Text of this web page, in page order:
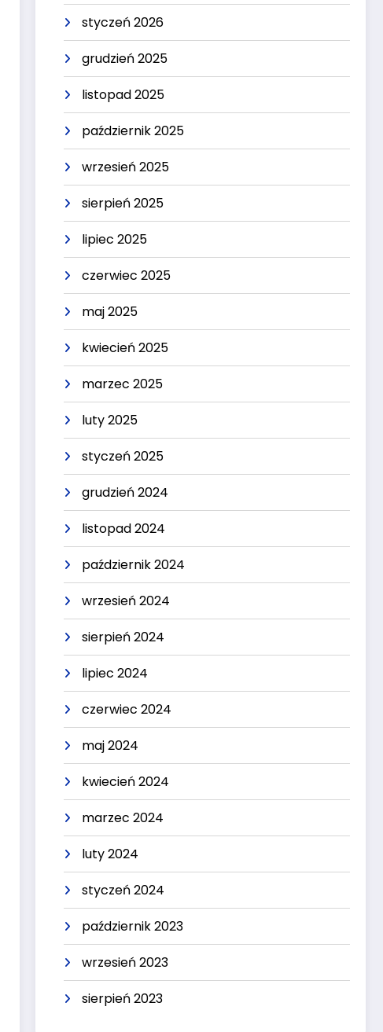
styczeń 2026
grudzień 2025
listopad 2025
październik 2025
wrzesień 2025
sierpień 2025
lipiec 2025
czerwiec 2025
maj 2025
kwiecień 2025
marzec 2025
luty 2025
styczeń 2025
grudzień 2024
listopad 2024
październik 2024
wrzesień 2024
sierpień 2024
lipiec 2024
czerwiec 2024
maj 2024
kwiecień 2024
marzec 2024
luty 2024
styczeń 2024
październik 2023
wrzesień 2023
sierpień 2023